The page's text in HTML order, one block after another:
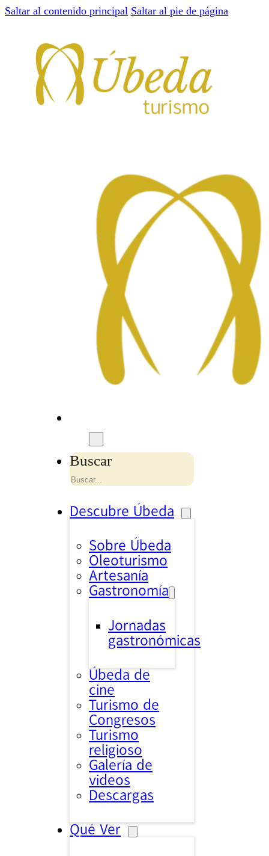
Saltar al contenido principal Saltar al pie de página
Buscar
Descubre Úbeda
Sobre Úbeda
Oleoturismo
Artesanía
Gastronomía
Jornadas
gastronómicas
Úbeda de
cine
Turismo de
Congresos
Turismo
religioso
Galería de
videos
Descargas
Qué Ver